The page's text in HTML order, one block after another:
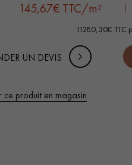
votre parquet.
145,67€ TTC/m²
11280,30€ TTC
UN DEVIS
ce produit en magasin